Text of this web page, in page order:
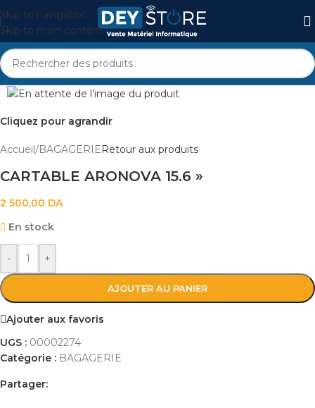
Skip to navigation
Skip to main content
Cliquez pour agrandir
Accueil /BAGAGERIE Retour aux produits
CARTABLE ARONOVA 15.6 »
2 500,00 DA
En stock
- +
AJOUTER AU PANIER
Ajouter aux favoris
UGS : 00002274
Catégorie : BAGAGERIE
Partager: